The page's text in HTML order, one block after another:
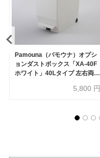
Pamouna（パモウナ）オプシ
ョンダストボックス「XA-40F
ホワイト」40Lタイプ 左右両開
5,800 円